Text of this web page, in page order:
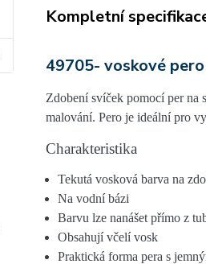
Kompletní
49705- voskové
Zdobení svíček pomocí per
malování. Pero je ideální pro
Charakteristika
Tekutá vosková barva na
Na vodní bázi
Barvu lze nanášet přímo z
Obsahují včelí vosk
Praktická forma pera s